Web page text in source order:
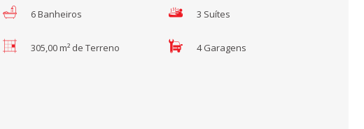
6 Banheiros 3 Suítes
305,00 m² de Terreno 4 Garagens